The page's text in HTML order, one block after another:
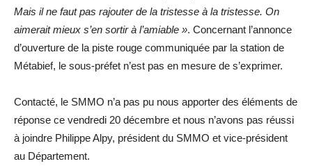
Mais il ne faut pas rajouter de la tristesse à la tristesse. On
aimerait mieux s’en sortir à l’amiable ». Concernant l’annonce
d’ouverture de la piste rouge communiquée par la station de
Métabief, le sous-préfet n’est pas en mesure de s’exprimer.
Contacté, le SMMO n’a pas pu nous apporter des éléments de
réponse ce vendredi 20 décembre et nous n’avons pas réussi
à joindre Philippe Alpy, président du SMMO et vice-président
au Département.